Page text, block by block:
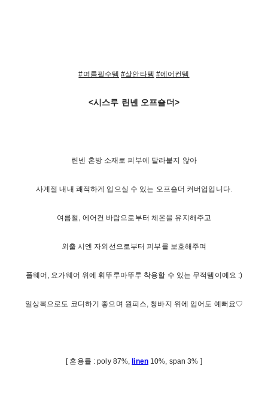
#여름필수템 #살안타템 #에어컨템
<시스루 린넨 오프숄더>
린넨 혼방 소재로 피부에 달라붙지 않아
사계절 내내 쾌적하게 입으실 수 있는 오프숄더 커버업입니다.
여름철, 에어컨 바람으로부터 체온을 유지해주고
외출 시엔 자외선으로부터 피부를 보호해주며
폴웨어, 요가웨어 위에 휘뚜루마뚜루 착용할 수 있는 무적템이예요 :)
일상복으로도 코디하기 좋으며 원피스, 청바지 위에 입어도 예뻐요♡
[ 혼용률 : poly 87%, linen10%, span 3% ]